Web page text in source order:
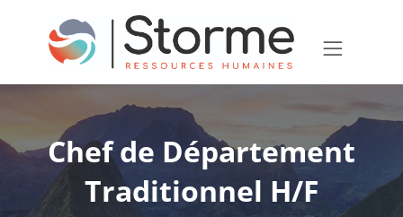
Chef de Département
Traditionnel H/F